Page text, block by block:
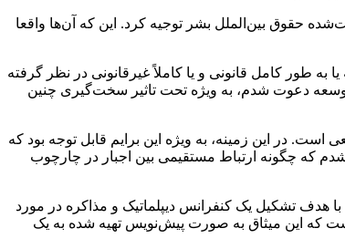
حقوق بین‌الملل بشر توجیه کرد. این که آن‌ها واقعا
طور کامل قانونی و یا کاملاً غیرقانونی در نظر گرفته
دعوت شدم، به ‌ویژه تحت تاثیر سخت‌گیری چنین
در این زمینه، به ویژه این برایم قابل توجه بود که
که چگونه ارتباط مستقیمی بین اجبار در چارچوب
تشکیل یک کنفرانس دیپلماتیک و مذاکره در مورد
که این میثاق به صورت پیش‌نویس تهیه شده به یک